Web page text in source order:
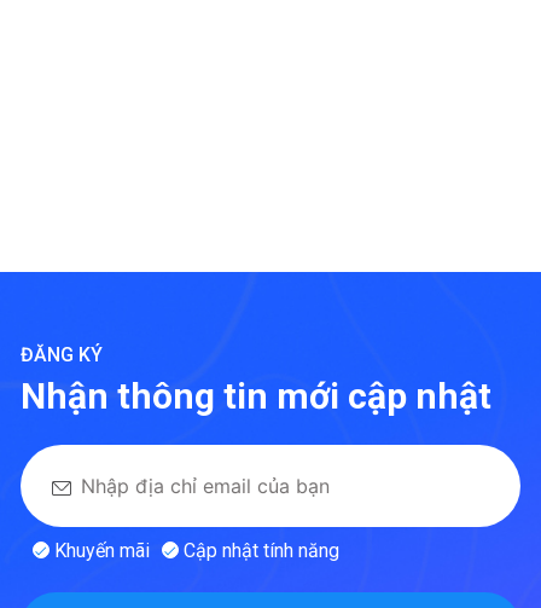
ĐĂNG KÝ
Nhận thông tin mới cập nhật
Khuyến mãi Cập nhật tính năng